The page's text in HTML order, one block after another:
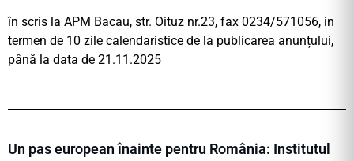
în scris la APM Bacau, str. Oituz nr.23, fax 0234/571056, in
termen de 10 zile calendaristice de la publicarea anunțului,
până la data de 21.11.2025
Un pas european înainte pentru România: Institutul